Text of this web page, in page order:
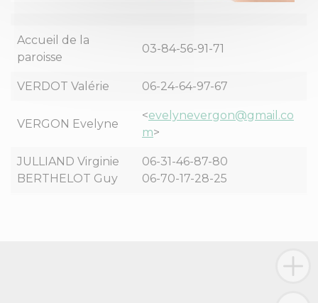
Accueil de la
paroisse
03-84-56-91-71
VERDOT Valérie 06-24-64-97-67
VERGON Evelyne
<evelynevergon@gmail.co
m>
JULLIAND Virginie
BERTHELOT Guy
06-31-46-87-80
06-70-17-28-25